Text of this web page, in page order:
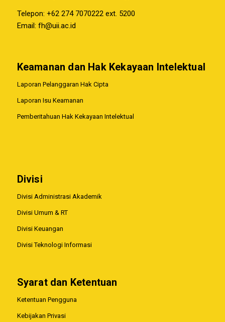
Telepon: +62 274 7070222 ext. 5200
Email: fh@uii.ac.id
Keamanan dan Hak Kekayaan Intelektual
Laporan Pelanggaran Hak Cipta
Laporan Isu Keamanan
Pemberitahuan Hak Kekayaan Intelektual
Divisi
Divisi Administrasi Akademik
Divisi Umum & RT
Divisi Keuangan
Divisi Teknologi Informasi
Syarat dan Ketentuan
Ketentuan Pengguna
Kebijakan Privasi